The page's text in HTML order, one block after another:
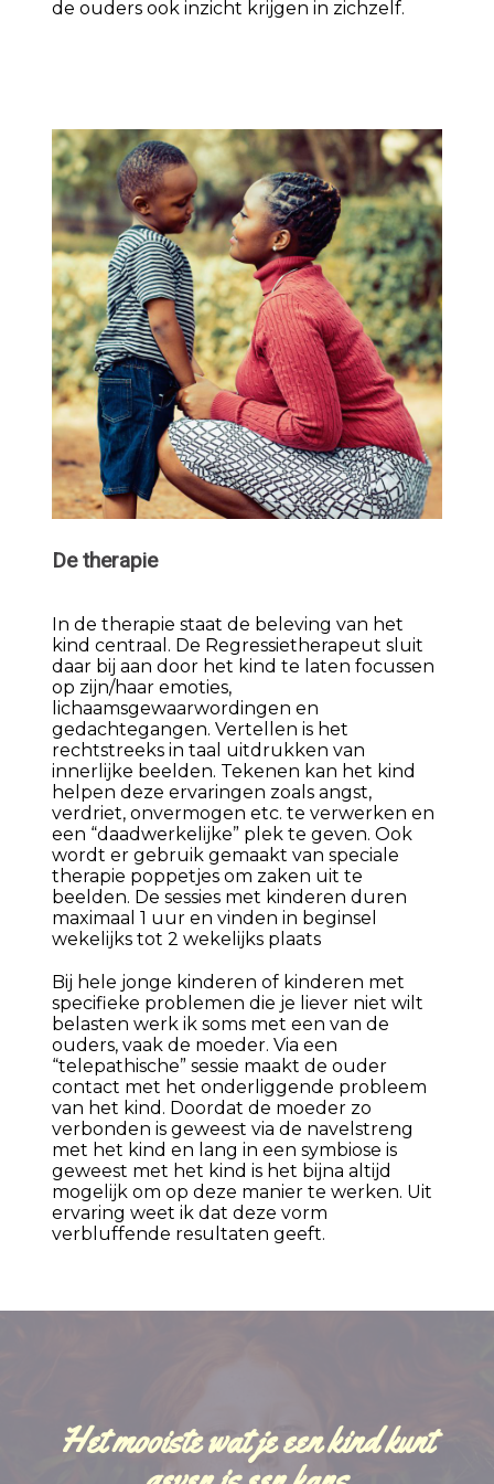
de ouders ook inzicht krijgen in zichzelf.
De therapie
In de therapie staat de beleving van het
kind centraal. De Regressietherapeut sluit
daar bij aan door het kind te laten focussen
op zijn/haar emoties,
lichaamsgewaarwordingen en
gedachtegangen. Vertellen is het
rechtstreeks in taal uitdrukken van
innerlijke beelden. Tekenen kan het kind
helpen deze ervaringen zoals angst,
verdriet, onvermogen etc. te verwerken en
een “daadwerkelijke” plek te geven. Ook
wordt er gebruik gemaakt van speciale
therapie poppetjes om zaken uit te
beelden. De sessies met kinderen duren
maximaal 1 uur en vinden in beginsel
wekelijks tot 2 wekelijks plaats
Bij hele jonge kinderen of kinderen met
specifieke problemen die je liever niet wilt
belasten werk ik soms met een van de
ouders, vaak de moeder. Via een
“telepathische” sessie maakt de ouder
contact met het onderliggende probleem
van het kind. Doordat de moeder zo
verbonden is geweest via de navelstreng
met het kind en lang in een symbiose is
geweest met het kind is het bijna altijd
mogelijk om op deze manier te werken. Uit
ervaring weet ik dat deze vorm
verbluffende resultaten geeft.
Het mooiste wat je een kind kunt